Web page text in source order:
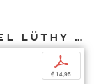
Weitere Texte von Michael Lüthy bei DIAPHANES
p
€ 14,95